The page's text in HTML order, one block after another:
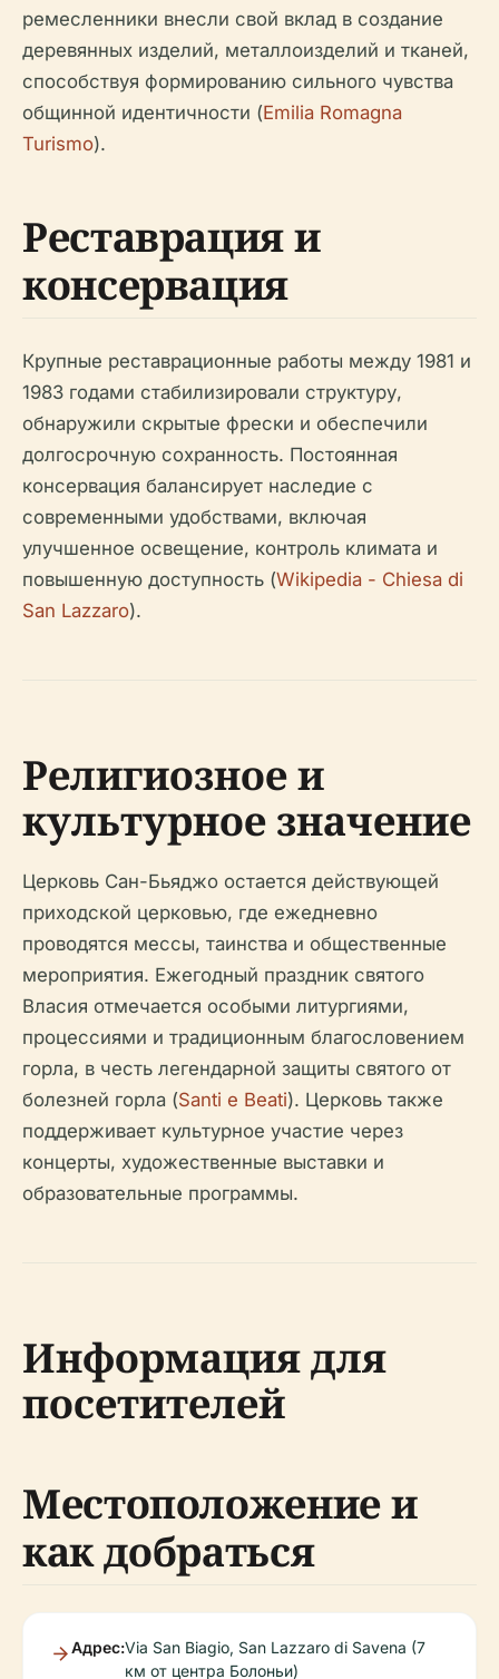
ремесленники внесли свой вклад в создание
деревянных изделий, металлоизделий и тканей,
способствуя формированию сильного чувства
общинной идентичности (Emilia Romagna
Turismo).
Реставрация и
консервация
Крупные реставрационные работы между 1981 и
1983 годами стабилизировали структуру,
обнаружили скрытые фрески и обеспечили
долгосрочную сохранность. Постоянная
консервация балансирует наследие с
современными удобствами, включая
улучшенное освещение, контроль климата и
повышенную доступность (Wikipedia - Chiesa di
San Lazzaro).
Религиозное и
культурное значение
Церковь Сан-Бьяджо остается действующей
приходской церковью, где ежедневно
проводятся мессы, таинства и общественные
мероприятия. Ежегодный праздник святого
Власия отмечается особыми литургиями,
процессиями и традиционным благословением
горла, в честь легендарной защиты святого от
болезней горла (Santi e Beati). Церковь также
поддерживает культурное участие через
концерты, художественные выставки и
образовательные программы.
Информация для
посетителей
Местоположение и
как добраться
Адрес:Via San Biagio, San Lazzaro di Savena (7
км от центра Болоньи)